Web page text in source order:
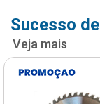
Sucesso
Veja mais